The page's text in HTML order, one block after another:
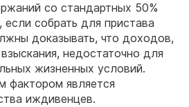
со стандартных 50%
собрать для пристава
доказывать, что доходов,
недостаточно для
жизненных условий.
фактором является
иждивенцев.